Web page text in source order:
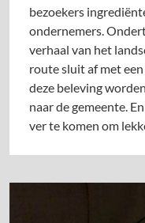
bezoekers
ondernemers.
verhaal van het
route sluit af met
deze beleving
naar de gemeente.
ver te komen om